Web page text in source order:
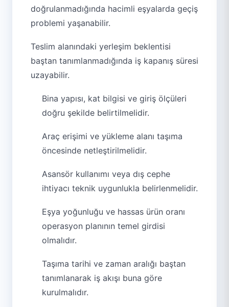
doğrulanmadığında hacimli eşyalarda geçiş
problemi yaşanabilir.
Teslim alanındaki yerleşim beklentisi
baştan tanımlanmadığında iş kapanış süresi
uzayabilir.
Bina yapısı, kat bilgisi ve giriş ölçüleri
doğru şekilde belirtilmelidir.
Araç erişimi ve yükleme alanı taşıma
öncesinde netleştirilmelidir.
Asansör kullanımı veya dış cephe
ihtiyacı teknik uygunlukla belirlenmelidir.
Eşya yoğunluğu ve hassas ürün oranı
operasyon planının temel girdisi
olmalıdır.
Taşıma tarihi ve zaman aralığı baştan
tanımlanarak iş akışı buna göre
kurulmalıdır.